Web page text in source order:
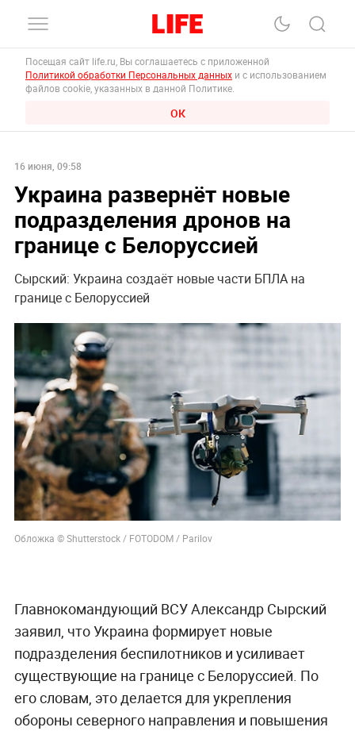
Посещая сайт life.ru, Вы соглашаетесь с приложенной
Политикой обработки Персональных данных и с использованием
файлов cookie, указанных в данной Политике.
ОК
16 июня, 09:58
Украина развернёт новые
подразделения дронов на
границе с Белоруссией
Сырский: Украина создаёт новые части БПЛА на
границе с Белоруссией
Обложка © Shutterstock / FOTODOM / Parilov
Главнокомандующий ВСУ Александр Сырский
заявил, что Украина формирует новые
подразделения беспилотников и усиливает
существующие на границе с Белоруссией. По
его словам, это делается для укрепления
обороны северного направления и повышения